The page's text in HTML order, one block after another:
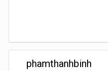
phamthanhbinh